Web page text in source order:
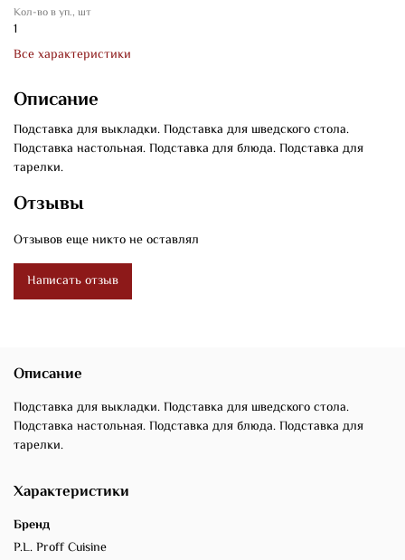
Кол-во в уп., шт
1
Все характеристики
Описание
Подставка для выкладки. Подставка для шведского стола.
Подставка настольная. Подставка для блюда. Подставка для
тарелки.
Отзывы
Отзывов еще никто не оставлял
Написать отзыв
Описание
Подставка для выкладки. Подставка для шведского стола.
Подставка настольная. Подставка для блюда. Подставка для
тарелки.
Характеристики
Бренд
P.L. Proff Cuisine